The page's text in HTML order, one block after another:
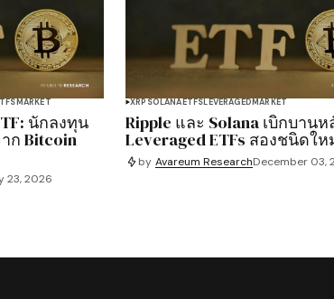
MARKET
นักลงทุน
ก Bitcoin
23, 2026
XRP SOLANA ETFSLEVERAGED MARKET
Ripple และ Solana เบิกบานห
Leveraged ETFs สองชนิดให
by Avareum ResearchDecember 03,